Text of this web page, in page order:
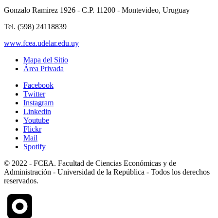
Gonzalo Ramirez 1926 - C.P. 11200 - Montevideo, Uruguay
Tel. (598) 24118839
www.fcea.udelar.edu.uy
Mapa del Sitio
Área Privada
Facebook
Twitter
Instagram
Linkedin
Youtube
Flickr
Mail
Spotify
© 2022 - FCEA. Facultad de Ciencias Económicas y de
Administración - Universidad de la República - Todos los derechos
reservados.